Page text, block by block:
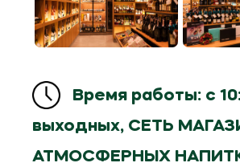
Время работы: c
выходных, СЕТЬ
АТМОСФЕРНЫХ